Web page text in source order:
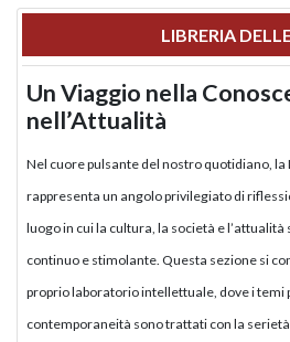
LIBRERIA
Un Viaggio nella
nell’Attualità
Nel cuore pulsante del nostro quotidiano, la
rappresenta un angolo privilegiato di
luogo in cui la cultura, la società e
continuo e stimolante. Questa sezione si
proprio laboratorio intellettuale, dove i temi
contemporaneità sono trattati con la